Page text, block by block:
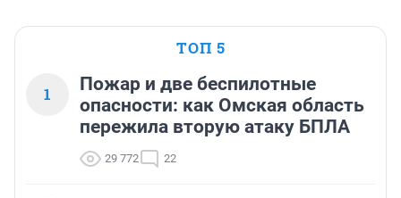
ТОП 5
1
Пожар и две беспилотные
опасности: как Омская область
пережила вторую атаку БПЛА
29 772 22